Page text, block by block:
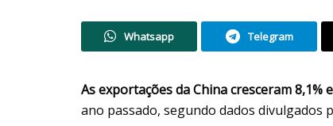
Whatsapp Telegram
As exportações da China cresceram 8,1%
ano passado, segundo dados divulgados